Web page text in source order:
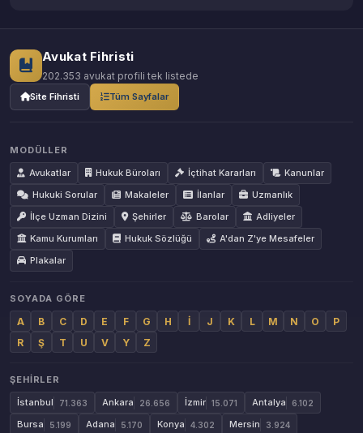
Avukat Fihristi
202.353 avukat profili tek listede
Site Fihristi Tüm Sayfalar
MODÜLLER
Avukatlar
Hukuk Büroları İçtihat Kararları
Kanunlar
Hukuki Sorular
Makaleler İlanlar
Uzmanlık
İlçe Uzman Dizini
Şehirler Barolar
Adliyeler
Kamu Kurumları
Hukuk Sözlüğü
A'dan Z'ye Mesafeler
Plakalar
SOYADA GÖRE
A B C D E F G H İ J K L M N O
P
R
Ş T U V Y Z
ŞEHIRLER
İstanbul
71.363 Ankara 26.656 İzmir 15.071 Antalya 6.102
Bursa 5.199 Adana 5.170 Konya 4.302 Mersin 3.924